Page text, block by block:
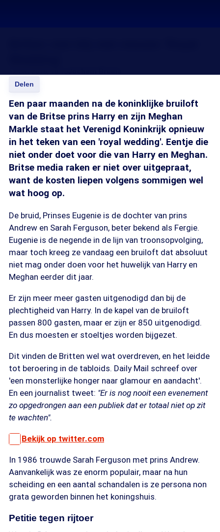
Delen
Een paar maanden na de koninklijke bruiloft
van de Britse prins Harry en zijn Meghan
Markle staat het Verenigd Koninkrijk opnieuw
in het teken van een 'royal wedding'. Eentje die
niet onder doet voor die van Harry en Meghan.
Britse media raken er niet over uitgepraat,
want de kosten liepen volgens sommigen wel
wat hoog op.
De bruid, Prinses Eugenie is de dochter van prins
Andrew en Sarah Ferguson, beter bekend als Fergie.
Eugenie is de negende in de lijn van troonsopvolging,
maar toch kreeg ze vandaag een bruiloft dat absoluut
niet mag onder doen voor het huwelijk van Harry en
Meghan eerder dit jaar.
Er zijn meer meer gasten uitgenodigd dan bij de
plechtigheid van Harry. In de kapel van de bruiloft
passen 800 gasten, maar er zijn er 850 uitgenodigd.
En dus moesten er stoeltjes worden bijgezet.
Dit vinden de Britten wel wat overdreven, en het leidde
tot beroering in de tabloids. Daily Mail schreef over
'een monsterlijke honger naar glamour en aandacht'.
En een journalist tweet: "Er is nog nooit een evenement
zo opgedrongen aan een publiek dat er totaal niet op zit
te wachten".
Bekijk op twitter.com
In 1986 trouwde Sarah Ferguson met prins Andrew.
Aanvankelijk was ze enorm populair, maar na hun
scheiding en een aantal schandalen is ze persona non
grata geworden binnen het koningshuis.
Petitie tegen rijtoer